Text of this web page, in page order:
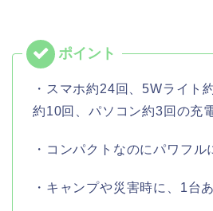
・スマホ約24回、5Wライト
約10回、パソコン約3回の充
・コンパクトなのにパワフル
・キャンプや災害時に、1台